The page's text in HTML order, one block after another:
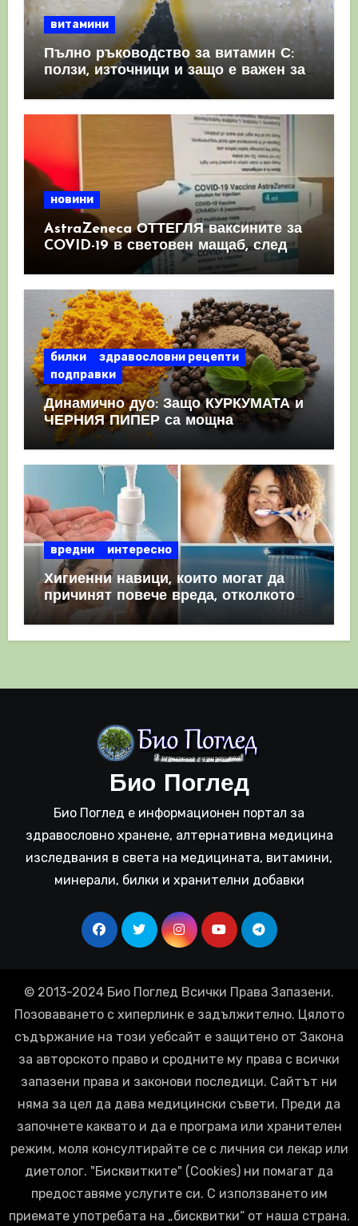
витамини
Пълно ръководство за витамин С:
ползи, източници и защо е важен за
имунната система
новини
AstraZeneca ОТТЕГЛЯ ваксините за
COVID-19 в световен мащаб, след
като призна, че те причиняват
КРЪВНИ съсиреци
билки
здравословни рецепти
подправки
Динамично дуо: Защо КУРКУМАТА и
ЧЕРНИЯ ПИПЕР са мощна
комбинация
вредни интересно
Хигиенни навици, които могат да
причинят повече вреда, отколкото
полза
Био Поглед
Био Поглед е информационен портал за
здравословно хранене, алтернативна медицина
изследвания в света на медицината, витамини,
минерали, билки и хранителни добавки
© 2013-2024 Био Поглед Всички Права Запазени.
Позоваването с хиперлинк е задължително. Цялото
съдържание на този уебсайт е защитено от Закона
за авторското право и сродните му права с всички
запазени права и законови последици. Сайтът ни
няма за цел да дава медицински съвети. Преди да
започнете каквато и да е програма или хранителен
режим, моля консултирайте се с личния си лекар или
диетолог. "Бисквитките" (Cookies) ни помагат да
предоставяме услугите си. С използването им
приемате употребата на „бисквитки“ от наша страна.